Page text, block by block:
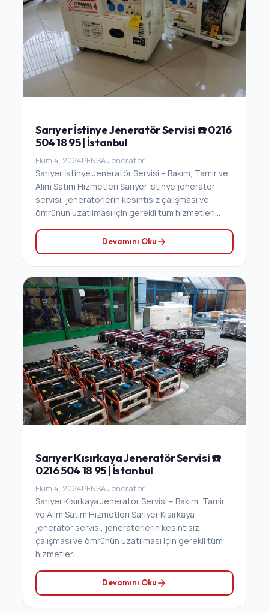
Sarıyer İstinye Jeneratör Servisi ☎️ 0216
504 18 95 | İstanbul
Ekim 4, 2024PENSA Jeneratör
Sarıyer İstinye Jeneratör Servisi – Bakım, Tamir ve
Alım Satım Hizmetleri Sarıyer İstinye jeneratör
servisi, jeneratörlerin kesintisiz çalışması ve
ömrünün uzatılması için gerekli tüm hizmetleri...
Devamını Oku
Sarıyer Kısırkaya Jeneratör Servisi ☎️
0216 504 18 95 | İstanbul
Ekim 4, 2024PENSA Jeneratör
Sarıyer Kısırkaya Jeneratör Servisi – Bakım, Tamir
ve Alım Satım Hizmetleri Sarıyer Kısırkaya
jeneratör servisi, jeneratörlerin kesintisiz
çalışması ve ömrünün uzatılması için gerekli tüm
hizmetleri...
Devamını Oku